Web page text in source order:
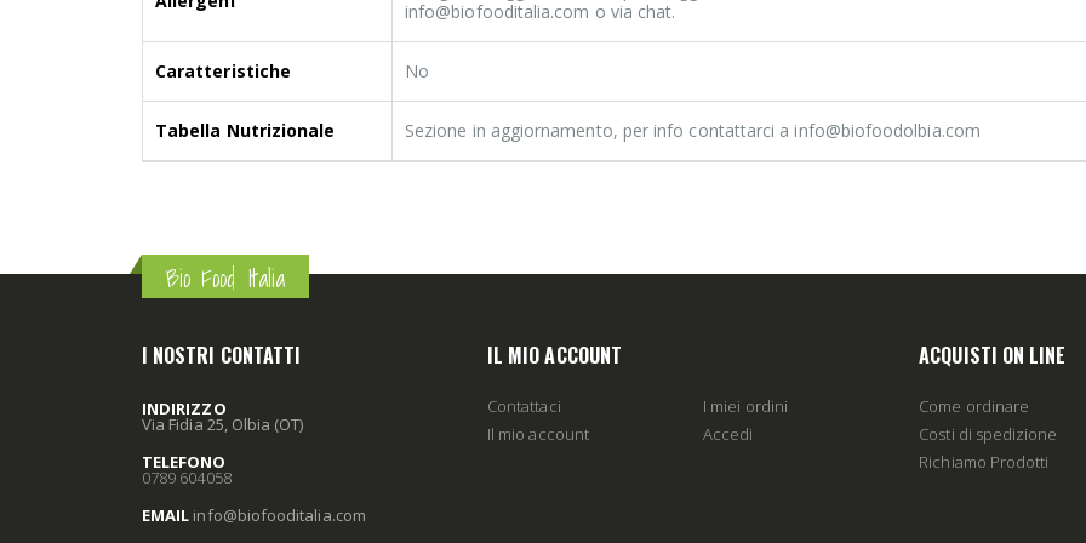
info@biofooditalia.com o via chat.
Caratteristiche No
Tabella Nutrizionale Sezione in aggiornamento, per info contattarci a info@biofoodolbia.com
Bio Food Italia
I NOSTRI CONTATTI
INDIRIZZO
Via Fidia 25, Olbia (OT)
TELEFONO
0789 604058
EMAIL info@biofooditalia.com
IL MIO ACCOUNT
Contattaci
Il mio account
I miei ordini
Accedi
ACQUISTI ON LINE
Come ordinare
Costi di spedizione
Richiamo Prodotti